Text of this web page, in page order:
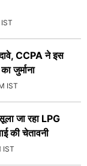
CCPA ने इस
जुर्माना
IST
जा रहा LPG
की चेतावनी
IST